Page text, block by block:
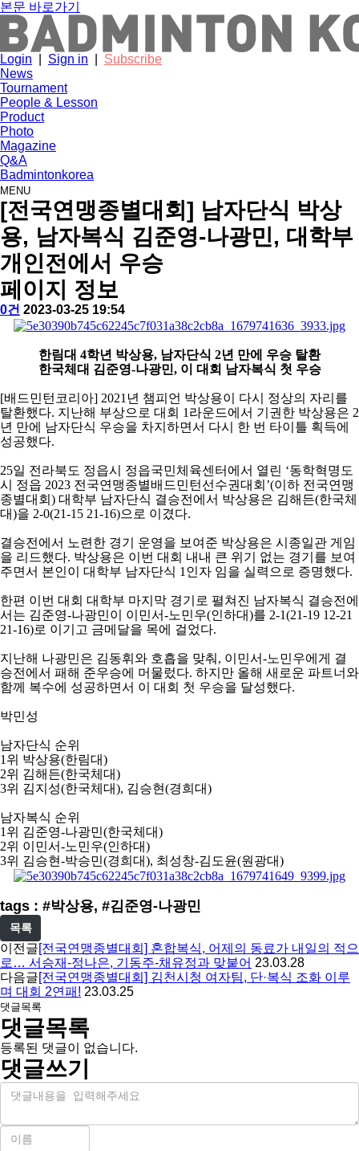
본문 바로가기
Login Sign in
Subscribe
News
Tournament
People & Lesson
Product
Photo
Magazine
Q&A
Badmintonkorea
MENU
news
[전국연맹종별대회] 남자단식 박상
용, 남자복식 김준영-나광민, 대학부
개인전에서 우승
페이지 정보
작
배
아
댓
0건 작
성
2023-03-25 19:54
본
한림대 4학년 박상용, 남자단식 2년 만에 우승 탈환
한국체대 김준영-나광민, 이 대회 남자복식 첫 우승
[배드민턴코리아] 2021 년 챔피언 박상용이 다시 정상의 자리를
탈환했다. 지난해 부상으로 대회 1 라운드에서 기권한 박상용은 2
년 만에 남자단식 우승을 차지하면서 다시 한 번 타이틀 획득에
성공했다.
25일 전라북도 정읍시 정읍국민체육센터에서 열린 ‘동학혁명도
시 정읍 2023 전국연맹종별배드민턴선수권대회 ’(이하 전국연맹
종별대회 ) 대학부 남자단식 결승전에서 박상용은 김해든(한국체
대)을 2-0(21-15 21-16)으로 이겼다.
결승전에서 노련한 경기 운영을 보여준 박상용은 시종일관 게임
을 리드했다. 박상용은 이번 대회 내내 큰 위기 없는 경기를 보여
주면서 본인이 대학부 남자단식 1 인자 임을 실력으로 증명했다.
한편 이번 대회 대학부 마지막 경기로 펼쳐진 남자복식 결승전에
서는 김준영-나광민이 이민서-노민우(인하대)를 2-1(21-19 12-21
21-16)로 이기고 금메달을 목에 걸었다.
지난해 나광민은 김동휘와 호흡을 맞춰 , 이민서-노민우에게 결
승전에서 패해 준우승에 머물렀다. 하지만 올해 새로운 파트너와
함께 복수에 성공하면서 이 대회 첫 우승을 달성했다.
박민성
남자단식 순위
1 위 박상용(한림대)
2위 김해든(한국체대)
3위 김지성(한국체대), 김승현(경희대)
남자복식 순위
1 위 김준영-나광민(한국체대)
2위 이민서-노민우(인하대)
3위 김승현-박승민(경희대), 최성창-김도윤(원광대)
tags : #박상용, #김준영-나광민
목록
이전글[전국연맹종별대회] 혼합복식, 어제의 동료가 내일의 적으
로… 서승재-정나은, 기동주-채유정과 맞붙어 23.03.28
다음글[전국연맹종별대회] 김천시청 여자팀, 단·복식 조화 이루
며 대회 2연패! 23.03.25
댓글목록
댓글목록
등록된 댓글이 없습니다.
댓글쓰기
내
이